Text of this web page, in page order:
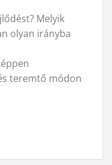
Melyik
olyan irányba
teremtő módon